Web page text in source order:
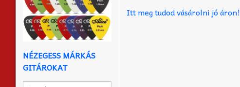
Itt meg tudod vásárolni jó áron!
NÉZEGESS MÁRKÁS
GITÁROKAT